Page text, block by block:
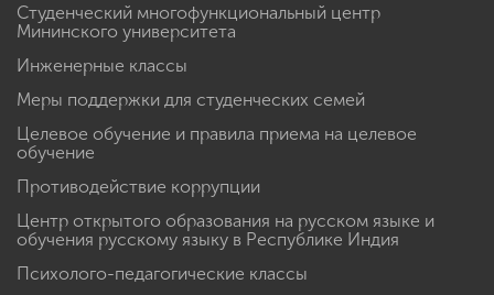
Студенческий многофункциональный центр
Мининского университета
Инженерные классы
Меры поддержки для студенческих семей
Целевое обучение и правила приема на целевое
обучение
Противодействие коррупции
Центр открытого образования на русском языке и
обучения русскому языку в Республике Индия
Психолого-педагогические классы